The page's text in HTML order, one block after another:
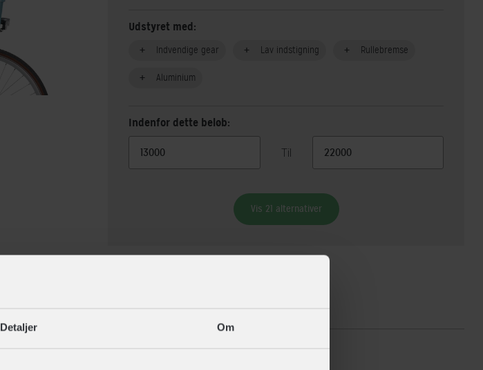
Detaljer Om
Udstyret med:
Indvendige gear Lav indstigning Rullebremse
Aluminium
Indenfor dette beløb:
Til
Vis 21 alternativer